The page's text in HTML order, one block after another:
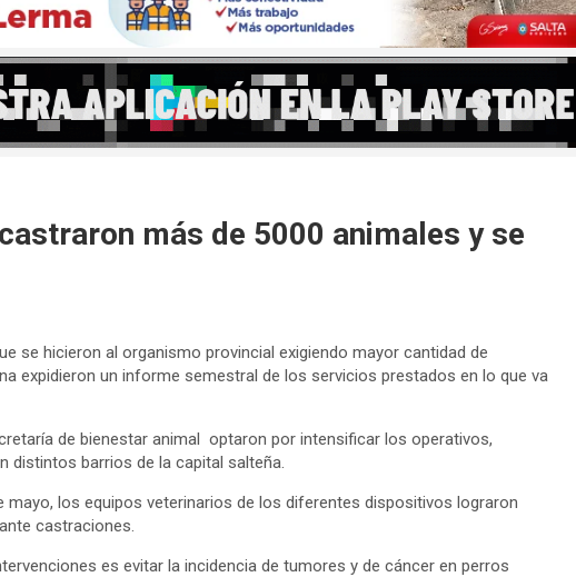
más de 5000 animales y se
se hicieron al organismo provincial exigiendo mayor cantidad de
expidieron un informe semestral de los servicios prestados en lo que va
de bienestar animal optaron por intensificar los operativos,
distintos barrios de la capital salteña.
los equipos veterinarios de los diferentes dispositivos lograron
castraciones.
es evitar la incidencia de tumores y de cáncer en perros